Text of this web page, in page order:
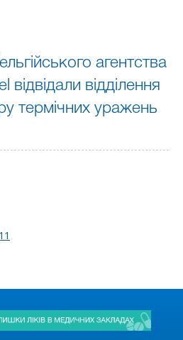
агентства
відвідали відділення
термічних уражень
11